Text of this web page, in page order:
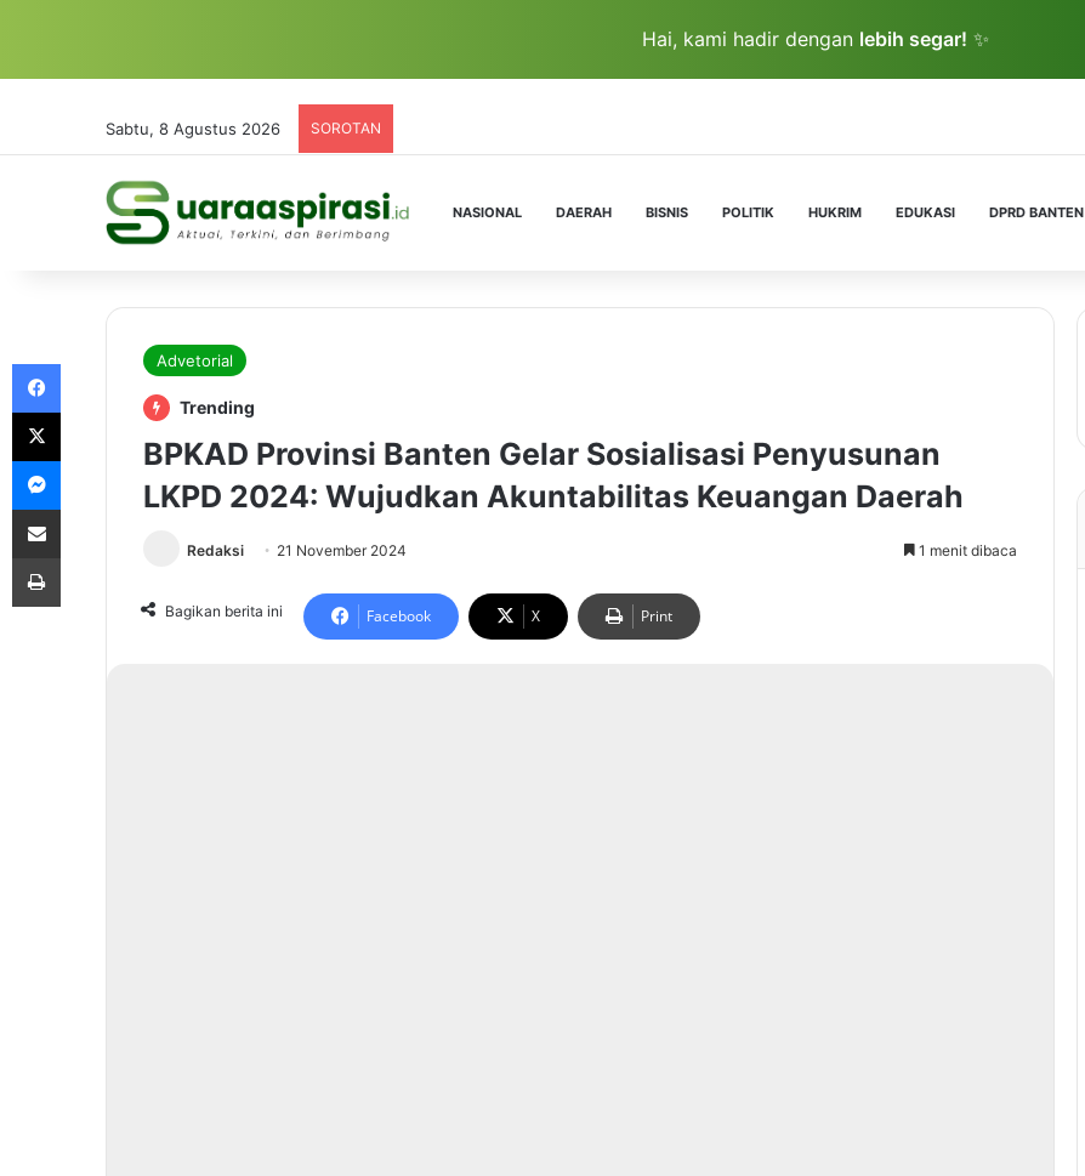
Hai, kami hadir dengan lebih segar! ✨
Sabtu, 8 Agustus 2026 SOROTAN
NASIONAL DAERAH BISNIS POLITIK HUKRIM EDUKASI DPRD BANTEN
Advetorial
Trending
BPKAD Provinsi Banten Gelar Sosialisasi Penyusunan
LKPD 2024: Wujudkan Akuntabilitas Keuangan Daerah
Redaksi 21 November 2024 1 menit dibaca
Bagikan berita ini Facebook X Print
Messenger